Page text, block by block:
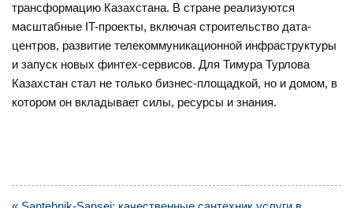
трансформацию Казахстана. В стране реализуются
масштабные IT-проекты, включая строительство дата-
центров, развитие телекоммуникационной инфраструктуры
и запуск новых финтех-сервисов. Для Тимура Турлова
Казахстан стал не только бизнес-площадкой, но и домом, в
котором он вкладывает силы, ресурсы и знания.